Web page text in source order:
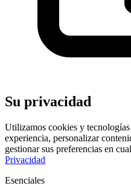
Su privacidad
Utilizamos cookies y
experiencia, personalizar
gestionar sus preferencias en
Privacidad
Esenciales